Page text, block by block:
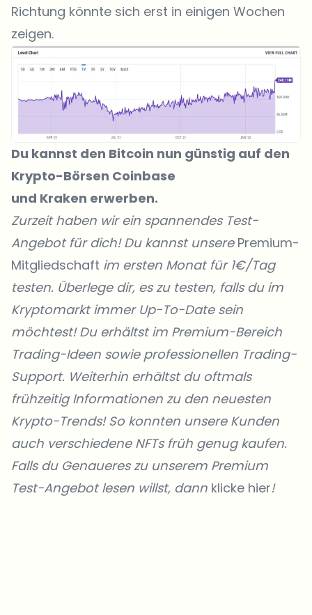
Richtung könnte sich erst in einigen Wochen
zeigen.
Du kannst den Bitcoin nun günstig auf den
Krypto-Börsen Coinbase
und Kraken erwerben.
Zurzeit haben wir ein spannendes Test-
Angebot für dich! Du kannst unsere Premium-
Mitgliedschaft im ersten Monat für 1€/Tag
testen. Überlege dir, es zu testen, falls du im
Kryptomarkt immer Up-To-Date sein
möchtest! Du erhältst im Premium-Bereich
Trading-Ideen sowie professionellen Trading-
Support. Weiterhin erhältst du oftmals
frühzeitig Informationen zu den neuesten
Krypto-Trends! So konnten unsere Kunden
auch verschiedene NFTs früh genug kaufen.
Falls du Genaueres zu unserem Premium
Test-Angebot lesen willst, dann klicke hier!